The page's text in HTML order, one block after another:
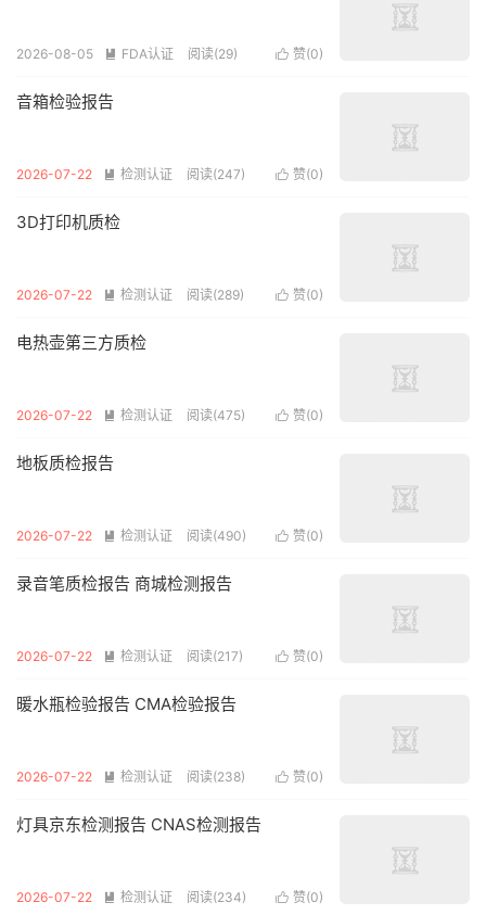
 赞(0)
2026-08-05  FDA认证 阅读(29)
音箱检验报告
 赞(0)
2026-07-22  检测认证 阅读(247)
3D打印机质检
 赞(0)
2026-07-22  检测认证 阅读(289)
电热壶第三方质检
 赞(0)
2026-07-22  检测认证 阅读(475)
地板质检报告
 赞(0)
2026-07-22  检测认证 阅读(490)
录音笔质检报告 商城检测报告
 赞(0)
2026-07-22  检测认证 阅读(217)
暖水瓶检验报告 CMA检验报告
 赞(0)
2026-07-22  检测认证 阅读(238)
灯具京东检测报告 CNAS检测报告
 赞(0)
2026-07-22  检测认证 阅读(234)